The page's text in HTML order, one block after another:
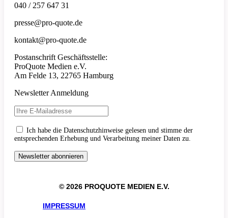
040 / 257 647 31
presse@pro-quote.de
kontakt@pro-quote.de
Postanschrift Geschäftsstelle:
ProQuote Medien e.V.
Am Felde 13, 22765 Hamburg
Newsletter Anmeldung
Ich habe die Datenschutzhinweise gelesen und stimme der
entsprechenden Erhebung und Verarbeitung meiner Daten zu.
© 2026 PROQUOTE MEDIEN E.V.
IMPRESSUM